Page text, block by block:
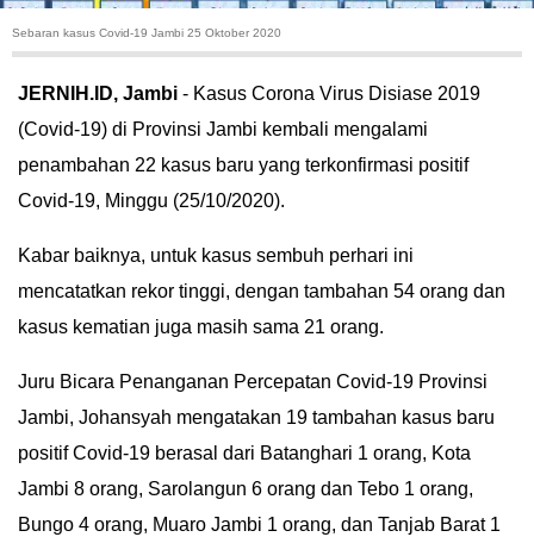
TEKNOLOGI
OTOMOTIF
HIBURAN
IN
DEPTH
OPINI
Sebaran kasus Covid-19 Jambi 25 Oktober 2020
JERNIH.ID, Jambi - Kasus Corona Virus Disiase 2019
(Covid-19) di Provinsi Jambi kembali mengalami
penambahan 22 kasus baru yang terkonfirmasi positif
Covid-19, Minggu (25/10/2020).
Kabar baiknya, untuk kasus sembuh perhari ini
mencatatkan rekor tinggi, dengan tambahan 54 orang dan
kasus kematian juga masih sama 21 orang.
Juru Bicara Penanganan Percepatan Covid-19 Provinsi
Jambi, Johansyah mengatakan 19 tambahan kasus baru
positif Covid-19 berasal dari Batanghari 1 orang, Kota
Jambi 8 orang, Sarolangun 6 orang dan Tebo 1 orang,
Bungo 4 orang, Muaro Jambi 1 orang, dan Tanjab Barat 1